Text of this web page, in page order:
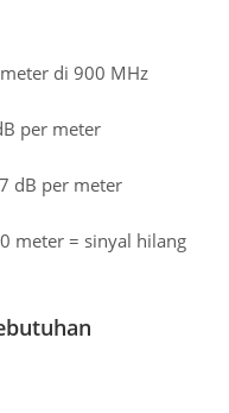
di 900 MHz
per meter
dB per meter
meter = sinyal hilang